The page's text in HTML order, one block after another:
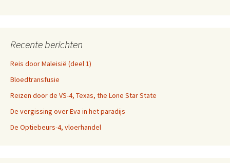
Recente berichten
Reis door Maleisië (deel 1)
Bloedtransfusie
Reizen door de VS-4, Texas, the Lone Star State
De vergissing over Eva in het paradijs
De Optiebeurs-4, vloerhandel